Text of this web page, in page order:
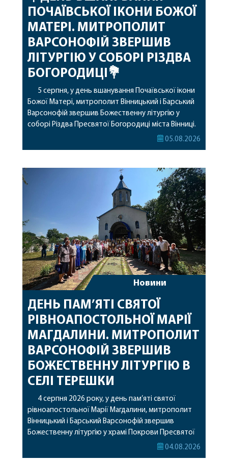
ПОЧАЇВСЬКОЇ ІКОНИ БОЖОЇ
МАТЕРІ. МИТРОПОЛИТ
ВАРСОНОФІЙ ЗВЕРШИВ
ЛІТУРГІЮ У СОБОРІ РІЗДВА
БОГОРОДИЦІ💐
5 серпня, у день вшанування Почаївської ікони
Божої Матері, митрополит Вінницький і Барський
Варсонофій звершив Божественну літургію у
соборі Різдва Пресвятої Богородиці міста Вінниці.
Його Високопреосвященству співслужили
священному сані. Під час богослужіння підносилися
особливі молитви за мир в Україні, за воїнів, які
05.08.2026
Новини
ДЕНЬ ПАМ’ЯТІ СВЯТОЇ
РІВНОАПОСТОЛЬНОЇ МАРІЇ
МАГДАЛИНИ. МИТРОПОЛИТ
ВАРСОНОФІЙ ЗВЕРШИВ
БОЖЕСТВЕННУ ЛІТУРГІЮ В
СЕЛІ ТЕРЕШКИ
4 серпня 2026 року, у день пам’яті святої
рівноапостольної Марії Магдалини, митрополит
Вінницький і Барський Варсонофій звершив
Божественну літургію у храмі Покрови Пресвятої
Богородиці села Терешки Барського благочиння.
04.08.2026